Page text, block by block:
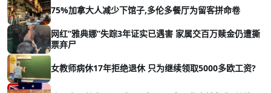
75%加拿大人减少下馆子,多伦多餐厅为留客拼命卷
网红“雅典娜”失踪3年证实已遇害 家属交百万赎金仍遭撕
票弃尸
女教师病休17年拒绝退休 只为继续领取5000多欧工资?